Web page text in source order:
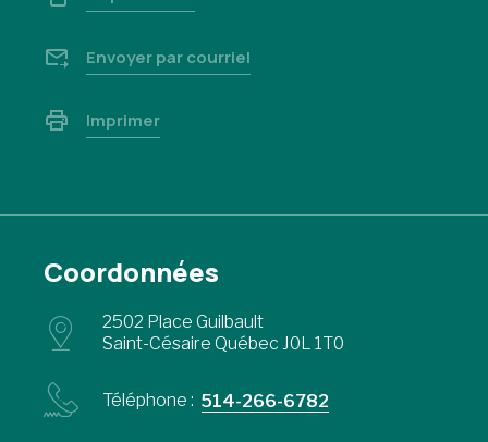
Envoyer par courriel
Imprimer
Coordonnées
2502 Place Guilbault
Saint-Césaire Québec J0L 1T0
Téléphone : 514-266-6782